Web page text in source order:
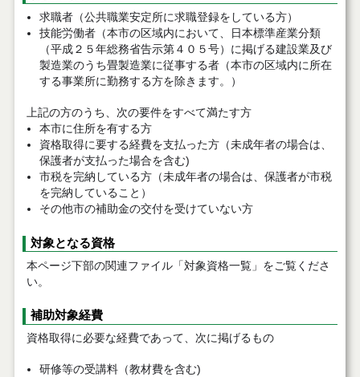
求職者（公共職業安定所に求職登録をしている方）
技能労働者（本市の区域内において、日本標準産業分類
（平成２５年総務省告示第４０５号）に掲げる建設業及び
製造業のうち畳製造業に従事する者（本市の区域内に所在
する事業所に勤務する方を除きます。）
上記の方のうち、次の要件をすべて満たす方
本市に住所を有する方
資格取得に要する経費を支払った方（未成年者の場合は、
保護者が支払った場合を含む)
市税を完納している方（未成年者の場合は、保護者が市税
を完納していること）
その他市の補助金の交付を受けていない方
対象となる資格
本ページ下部の関連ファイル「対象資格一覧」をご覧くださ
い。
補助対象経費
資格取得に必要な経費であって、次に掲げるもの
研修等の受講料（教材費を含む)